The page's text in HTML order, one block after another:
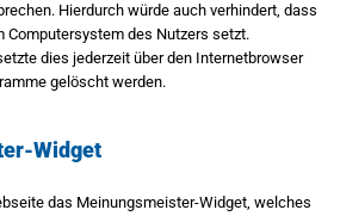
Hierdurch würde auch verhindert, dass
Computersystem des Nutzers setzt.
dies jederzeit über den Internetbrowser
gelöscht werden.
Widget
das Meinungsmeister-Widget, welches